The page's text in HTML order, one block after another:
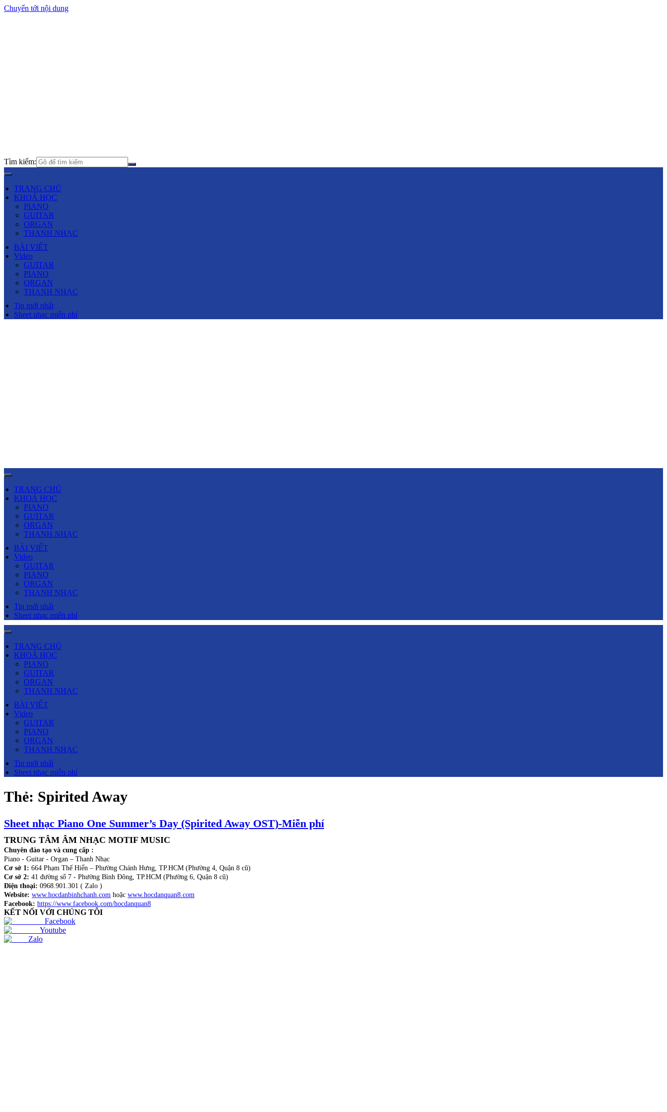
Chuyển tới nội dung
Tìm kiếm:
TRANG CHỦ
KHOÁ HỌC
PIANO
GUITAR
ORGAN
THANH NHẠC
BÀI VIẾT
Video
GUITAR
PIANO
ORGAN
THANH NHẠC
Tin mới nhất
Sheet nhạc miễn phí
TRANG CHỦ
KHOÁ HỌC
PIANO
GUITAR
ORGAN
THANH NHẠC
BÀI VIẾT
Video
GUITAR
PIANO
ORGAN
THANH NHẠC
Tin mới nhất
Sheet nhạc miễn phí
TRANG CHỦ
KHOÁ HỌC
PIANO
GUITAR
ORGAN
THANH NHẠC
BÀI VIẾT
Video
GUITAR
PIANO
ORGAN
THANH NHẠC
Tin mới nhất
Sheet nhạc miễn phí
Thẻ: Spirited Away
Sheet nhạc Piano One Summer’s Day (Spirited Away OST)-Miễn phí
TRUNG TÂM ÂM NHẠC MOTIF MUSIC
Chuyên đào tạo và cung cấp :
Piano - Guitar - Organ – Thanh Nhạc
Cơ sở 1: 664 Phạm Thế Hiển – Phường Chánh Hưng, TP.HCM (Phường 4, Quận 8 cũ)
Cơ sở 2: 41 đường số 7 - Phường Bình Đông, TP.HCM (Phường 6, Quận 8 cũ)
Điện thoại: 0968.901.301 ( Zalo )
Website: www.hocdanbinhchanh.com hoặc www.hocdanquan8.com
Facebook: https://www.facebook.com/hocdanquan8
KẾT NỐI VỚI CHÚNG TÔI
Facebook
Youtube
Zalo